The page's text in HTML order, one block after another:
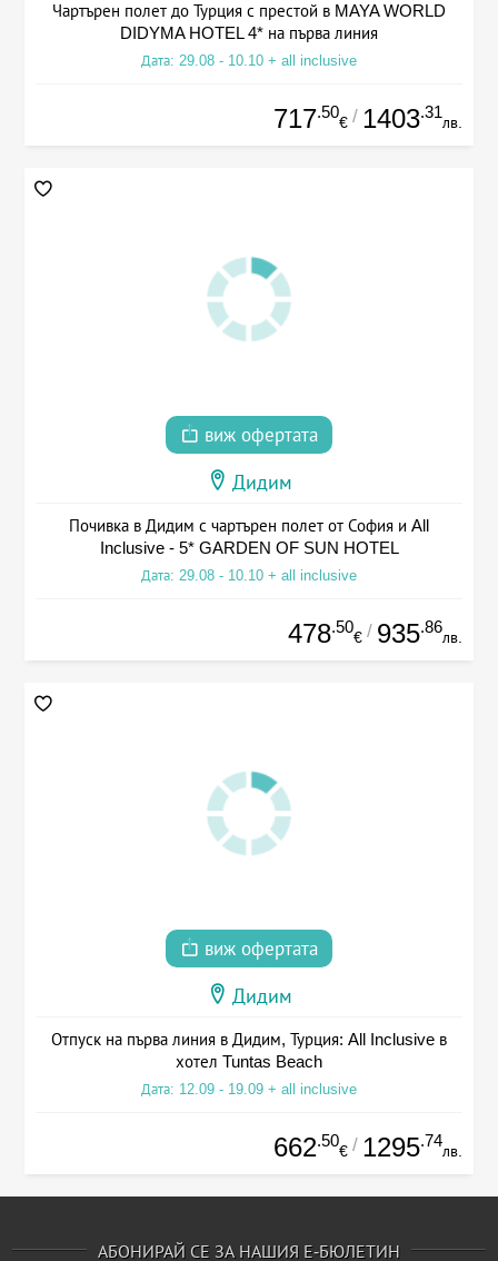
Чартърен полет до Турция с престой в MAYA WORLD
DIDYMA HOTEL 4* на първа линия
Дата: 29.08 - 10.10 + all inclusive
717.50
€ / 1403.31
лв.
виж офертата
Дидим
Почивка в Дидим с чартърен полет от София и All
Inclusive - 5* GARDEN OF SUN HOTEL
Дата: 29.08 - 10.10 + all inclusive
478.50
€ / 935.86
лв.
виж офертата
Дидим
Отпуск на първа линия в Дидим, Турция: All Inclusive в
хотел Tuntas Beach
Дата: 12.09 - 19.09 + all inclusive
662.50
€ / 1295.74
лв.
АБОНИРАЙ СЕ ЗА НАШИЯ Е-БЮЛЕТИН